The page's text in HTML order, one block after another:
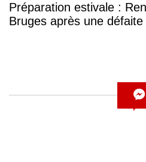
Préparation estivale :
Bruges après une